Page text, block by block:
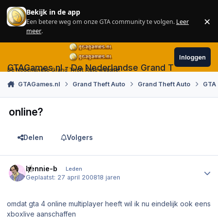
Skip to content
Bekijk in de app
Een betere weg om onze GTA community te volgen. Leer
meer.
×
GTAGames.nl - De Nederlandse Grand Theft Auto
De Nederlandse Grand Theft Auto website!
Inloggen
GTAGames.nl Grand Theft Auto Grand Theft Auto
online?
Delen Volgers
bennie-b Leden
Geplaatst: 27 april 200818 jaren
omdat gta 4 online multiplayer heeft wil ik nu eindelijk ook eens
xboxlive aanschaffen